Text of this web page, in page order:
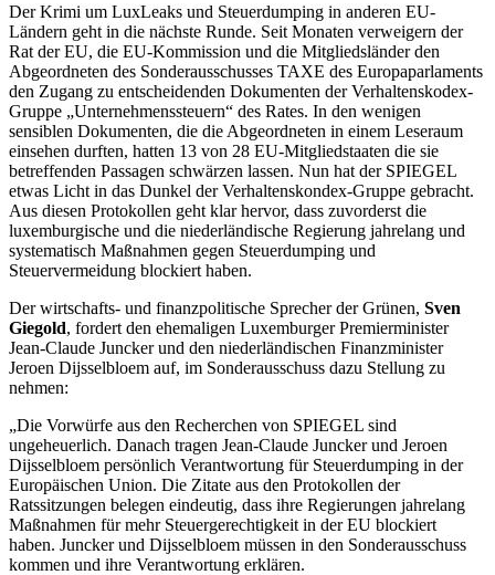
Der Krimi um LuxLeaks und Steuerdumping in anderen EU-
Ländern geht in die nächste Runde. Seit Monaten verweigern der
Rat der EU, die EU-Kommission und die Mitgliedsländer den
Abgeordneten des Sonderausschusses TAXE des Europaparlaments
den Zugang zu entscheidenden Dokumenten der Verhaltenskodex-
Gruppe „Unternehmenssteuern“ des Rates. In den wenigen
sensiblen Dokumenten, die die Abgeordneten in einem Leseraum
einsehen durften, hatten 13 von 28 EU-Mitgliedstaaten die sie
betreffenden Passagen schwärzen lassen. Nun hat der SPIEGEL
etwas Licht in das Dunkel der Verhaltenskondex-Gruppe gebracht.
Aus diesen Protokollen geht klar hervor, dass zuvorderst die
luxemburgische und die niederländische Regierung jahrelang und
systematisch Maßnahmen gegen Steuerdumping und
Steuervermeidung blockiert haben.
Der wirtschafts- und finanzpolitische Sprecher der Grünen, Sven
Giegold, fordert den ehemaligen Luxemburger Premierminister
Jean-Claude Juncker und den niederländischen Finanzminister
Jeroen Dijsselbloem auf, im Sonderausschuss dazu Stellung zu
nehmen:
„Die Vorwürfe aus den Recherchen von SPIEGEL sind
ungeheuerlich. Danach tragen Jean-Claude Juncker und Jeroen
Dijsselbloem persönlich Verantwortung für Steuerdumping in der
Europäischen Union. Die Zitate aus den Protokollen der
Ratssitzungen belegen eindeutig, dass ihre Regierungen jahrelang
Maßnahmen für mehr Steuergerechtigkeit in der EU blockiert
haben. Juncker und Dijsselbloem müssen in den Sonderausschuss
kommen und ihre Verantwortung erklären.